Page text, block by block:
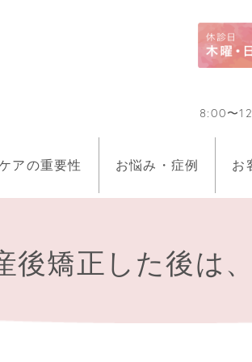
8:00〜
アの重要性 お悩み・症例 お
後矯正した後は、